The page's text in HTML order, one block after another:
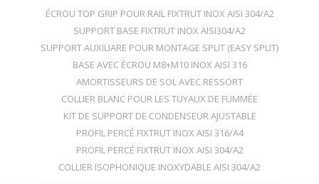
ÉCROU TOP GRIP POUR RAIL FIXTRUT INOX AISI 304/A2
SUPPORT BASE FIXTRUT INOX AISI304/A2
SUPPORT AUXILIARE POUR MONTAGE SPLIT (EASY SPLIT)
BASE AVEC ÉCROU M8+M10 INOX AISI 316
AMORTISSEURS DE SOL AVEC RESSORT
COLLIER BLANC POUR LES TUYAUX DE FUMMÉE
KIT DE SUPPORT DE CONDENSEUR AJUSTABLE
PROFIL PERCÉ FIXTRUT INOX AISI 316/A4
PROFIL PERCÉ FIXTRUT INOX AISI 304/A2
COLLIER ISOPHONIQUE INOXYDABLE AISI 304/A2